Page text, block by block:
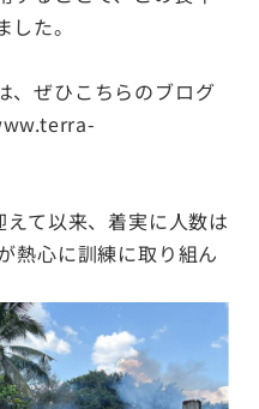
た。
、ぜひこちらのブログ
て以来、着実に人数は
熱心に訓練に取り組ん